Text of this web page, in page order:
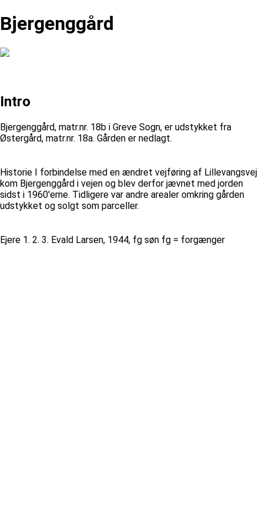
Bjergenggård
Intro
Bjergenggård, matr.nr. 18b i Greve Sogn, er udstykket fra
Østergård, matr.nr. 18a. Gården er nedlagt.
Historie I forbindelse med en ændret vejføring af Lillevangsvej
kom Bjergenggård i vejen og blev derfor jævnet med jorden
sidst i 1960'erne. Tidligere var andre arealer omkring gården
udstykket og solgt som parceller.
Ejere 1. 2. 3. Evald Larsen, 1944, fg søn fg = forgænger